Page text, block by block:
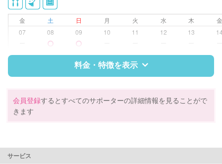
ゴミの分別/ゴミ出し
近隣買い物
家庭料理
庭の手入れ/植木の水やり
片付け/整理整頓
金 土 日 月 火 水 木
07
08 09 10 11 12 13
料金・特徴を表示
資格 整理収納アドバイザー1級
会員登録するとすべてのサポーターの詳細情報を見ることがで
きます
サービス